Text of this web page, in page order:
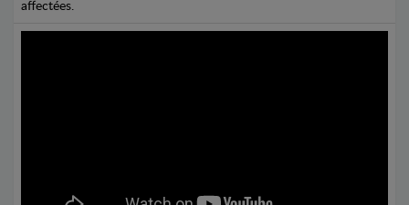
affectées.